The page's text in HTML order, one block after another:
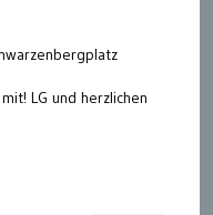
LG und herzlichen